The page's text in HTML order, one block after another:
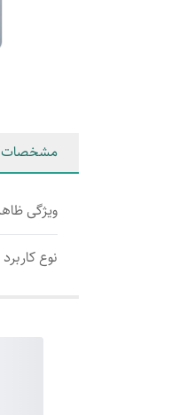
مشخصات
ویژگی
نوع کاربرد